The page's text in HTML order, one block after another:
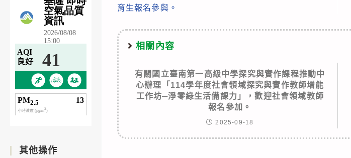
育生報名參與。
相關內容
有關國立臺南第一高級中學探究與實作課程推動中
心辦理「114學年度社會領域探究與實作教師增能
工作坊─淨零綠生活備課力」，歡迎社會領域教師
報名參加。
2025-09-18
其他操作